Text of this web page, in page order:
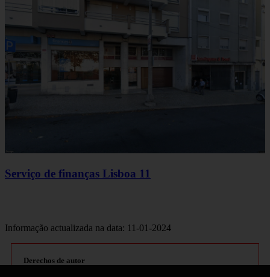
Serviço de finanças Lisboa 11
Informação actualizada na data: 11-01-2024
Derechos de autor